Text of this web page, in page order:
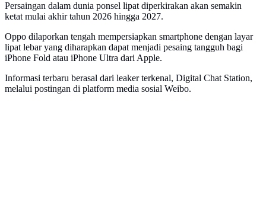
Persaingan dalam dunia ponsel lipat diperkirakan akan semakin
ketat mulai akhir tahun 2026 hingga 2027.
Oppo dilaporkan tengah mempersiapkan smartphone dengan layar
lipat lebar yang diharapkan dapat menjadi pesaing tangguh bagi
iPhone Fold atau iPhone Ultra dari Apple.
Informasi terbaru berasal dari leaker terkenal, Digital Chat Station,
melalui postingan di platform media sosial Weibo.